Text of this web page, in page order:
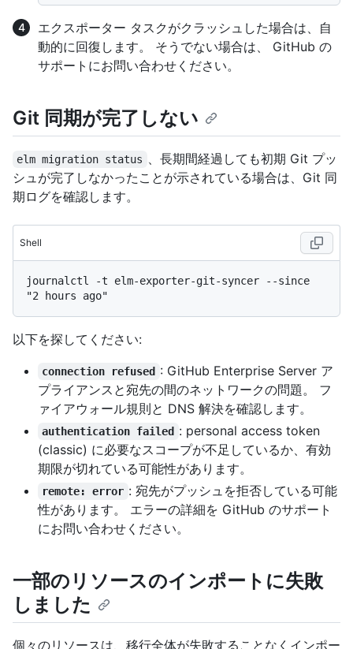
エクスポーター タスクがクラッシュした場合は、自
動的に回復します。 そうでない場合は、 GitHub の
サポートにお問い合わせください。
Git 同期が完了しない
elm migration status 、長期間経過しても初期 Git プッ
シュが完了しなかったことが示されている場合は、Git 同
期ログを確認します。
Shell
journalctl -t elm-exporter-git-syncer --since
以下を探してください:
connection refused : GitHub Enterprise Server ア
プライアンスと宛先の間のネットワークの問題。 フ
ァイアウォール規則と DNS 解決を確認します。
authentication failed : personal access token
(classic) に必要なスコープが不足しているか、有効
期限が切れている可能性があります。
remote: error : 宛先がプッシュを拒否している可能
性があります。 エラーの詳細を GitHub のサポート
にお問い合わせください。
一部のリソースのインポートに失敗
しました
個々のリソースは、移行全体が失敗することなくインポー